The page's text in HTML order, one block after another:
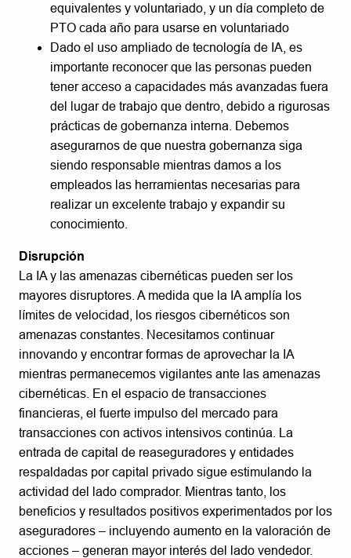
equivalentes y voluntariado, y un día completo de
PTO cada año para usarse en voluntariado
Dado el uso ampliado de tecnología de IA, es
importante reconocer que las personas pueden
tener acceso a capacidades más avanzadas fuera
del lugar de trabajo que dentro, debido a rigurosas
prácticas de gobernanza interna. Debemos
asegurarnos de que nuestra gobernanza siga
siendo responsable mientras damos a los
empleados las herramientas necesarias para
realizar un excelente trabajo y expandir su
conocimiento.
Disrupción
La IA y las amenazas cibernéticas pueden ser los
mayores disruptores. A medida que la IA amplía los
límites de velocidad, los riesgos cibernéticos son
amenazas constantes. Necesitamos continuar
innovando y encontrar formas de aprovechar la IA
mientras permanecemos vigilantes ante las amenazas
cibernéticas. En el espacio de transacciones
financieras, el fuerte impulso del mercado para
transacciones con activos intensivos continúa. La
entrada de capital de reaseguradores y entidades
respaldadas por capital privado sigue estimulando la
actividad del lado comprador. Mientras tanto, los
beneficios y resultados positivos experimentados por los
aseguradores – incluyendo aumento en la valoración de
acciones – generan mayor interés del lado vendedor.